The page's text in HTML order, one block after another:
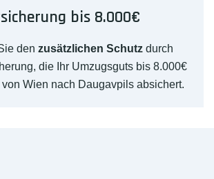
bis 8.000€
den zusätzlichen Schutz durch
die Ihr Umzugsguts bis 8.000€
Wien nach Daugavpils absichert.